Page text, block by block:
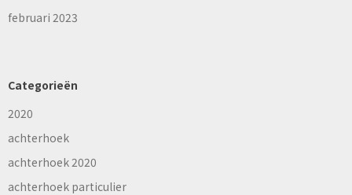
februari 2023
Categorieën
2020
achterhoek
achterhoek 2020
achterhoek particulier